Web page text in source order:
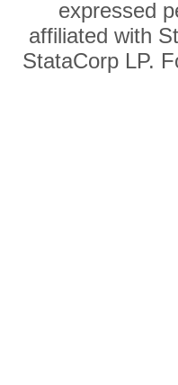
expressed
affiliated with
StataCorp LP.